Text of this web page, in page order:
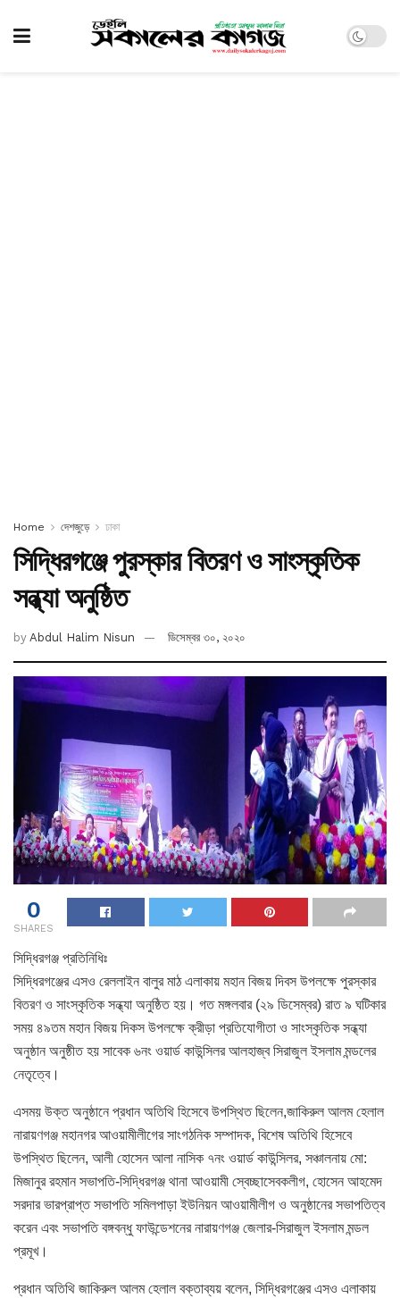
Home দেশজুড়ে ঢাকা
সিদ্ধিরগঞ্জে পুরস্কার বিতরণ ও সাংস্কৃতিক
সন্ধ্যা অনুষ্ঠিত
by Abdul Halim Nisun ডিসেম্বর ৩০, ২০২০
0
SHARES
সিদ্ধিরগঞ্জ প্রতিনিধিঃ
সিদ্ধিরগঞ্জের এসও রেললাইন বালুর মাঠ এলাকায় মহান বিজয় দিবস উপলক্ষে পুরস্কার
বিতরণ ও সাংস্কৃতিক সন্ধ্যা অনুষ্ঠিত হয়। গত মঙ্গলবার (২৯ ডিসেম্বর) রাত ৯ ঘটিকার
সময় ৪৯তম মহান বিজয় দিকস উপলক্ষে ক্রীড়া প্রতিযোগীতা ও সাংস্কৃতিক সন্ধ্যা
অনুষ্ঠান অনুষ্ঠীত হয় সাবেক ৬নং ওয়ার্ড কাউন্সিলর আলহাজ্ব সিরাজুল ইসলাম মন্ডলের
নেতৃত্বে।
এসময় উক্ত অনুষ্ঠানে প্রধান অতিথি হিসেবে উপস্থিত ছিলেন,জাকিরুল আলম হেলাল
নারায়ণগঞ্জ মহানগর আওয়ামীলীগের সাংগঠনিক সম্পাদক, বিশেষ অতিথি হিসেবে
উপস্থিত ছিলেন, আলী হোসেন আলা নাসিক ৭নং ওয়ার্ড কাউন্সিলর, সঞ্চালনায় মো:
মিজানুর রহমান সভাপতি-সিদ্ধিরগঞ্জ থানা আওয়ামী স্বেচ্ছাসেবকলীগ, হোসেন আহমেদ
সরদার ভারপ্রাপ্ত সভাপতি সমিলপাড়া ইউনিয়ন আওয়ামীলীগ ও অনুষ্ঠানের সভাপতিত্ব
করেন এবং সভাপতি বঙ্গবন্ধু ফাউন্ডেশনের নারায়ণগঞ্জ জেলার-সিরাজুল ইসলাম মন্ডল
প্রমূখ।
প্রধান অতিথি জাকিরুল আলম হেলাল বক্তাব্যয় বলেন, সিদ্ধিরগঞ্জের এসও এলাকায়